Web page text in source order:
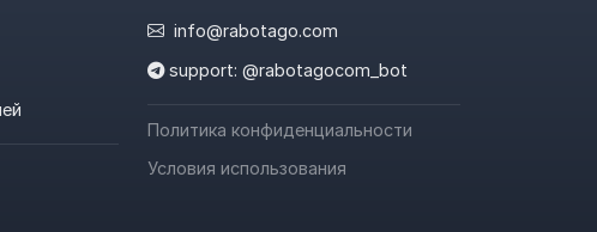
info@rabotago.com
support: @rabotagocom_bot
Политика конфиденциальности
Условия использования